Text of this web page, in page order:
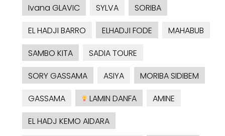
Ivana GLAVIC
SYLVA
SORIBA
EL HADJI BARRO
ELHADJI FODE
MAHABUB
SAMBO KITA
SADIA TOURE
SORY GASSAMA
ASIYA
MORIBA SIDIBEM
GASSAMA
LAMIN DANFA
AMINE
EL HADJ KEMO AIDARA